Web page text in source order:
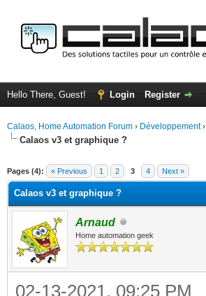
Hello There, Guest! Login Register
Calaos, Home Automation Forum › Développement›
Calaos v3 et graphique ?
Pages (4): « Previous 1 2 3 4 Next »
Calaos v3 et graphique ?
Arnaud
Home automation geek
02-13-2021, 09:25 PM